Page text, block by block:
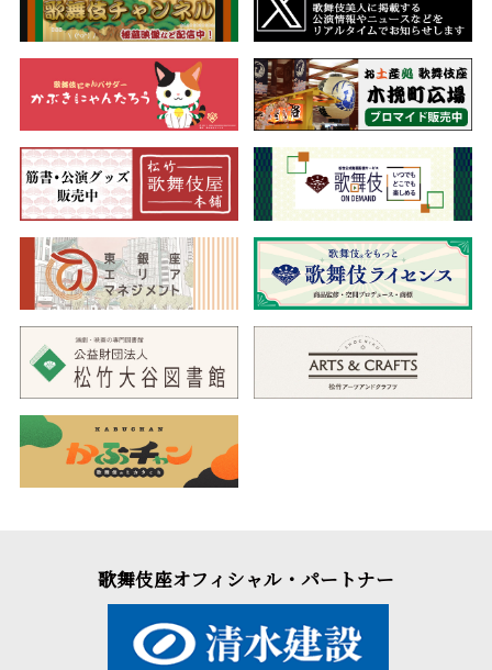
歌舞伎座オフィシャル・パートナー